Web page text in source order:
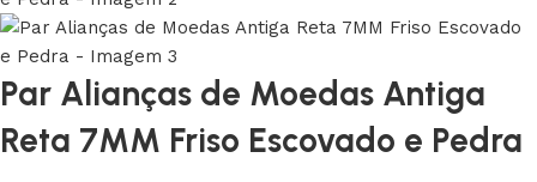
Par Alianças de Moedas Antiga
Reta 7MM Friso Escovado e Pedra